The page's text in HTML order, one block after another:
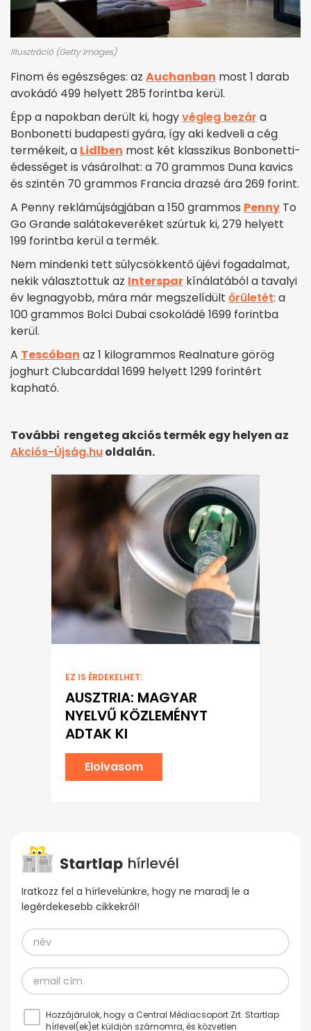
Illusztráció (Getty Images)
Finom és egészséges: az Auchanban most 1 darab
avokádó 499 helyett 285 forintba kerül.
Épp a napokban derült ki, hogyvégleg bezár a
Bonbonetti budapesti gyára, így aki kedveli a cég
termékeit, a Lidlben most két klasszikus Bonbonetti-
édességet is vásárolhat: a 70 grammos Duna kavics
és szintén 70 grammos Francia drazsé ára 269 forint.
A Penny reklámújságjában a 150 grammos Penny To
Go Grande salátakeveréket szúrtuk ki, 279 helyett
199 forintba kerül a termék.
Nem mindenki tett súlycsökkentő újévi fogadalmat,
nekik választottuk az Interspar kínálatából a tavalyi
év legnagyobb, mára már megszelídült őrületét: a
100 grammos Bolci Dubai csokoládé 1699 forintba
kerül.
A Tescóban az 1 kilogrammos Realnature görög
joghurt Clubcarddal 1699 helyett 1299 forintért
kapható.
További rengeteg akciós termék egy helyen az
Akciós-Újság.huoldalán.
EZ IS ÉRDEKELHET:
AUSZTRIA: MAGYAR
NYELVŰ KÖZLEMÉNYT
ADTAK KI
Elolvasom
Iratkozz fel a hírlevelünkre, hogy ne maradj le a
legérdekesebb cikkekről!
Hozzájárulok, hogy a Central Médiacsoport Zrt. Startlap
hírlevel(ek)et küldjön számomra, és közvetlen